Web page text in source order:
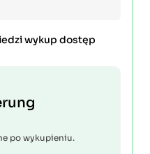
wykup dostęp
po wykupieniu.